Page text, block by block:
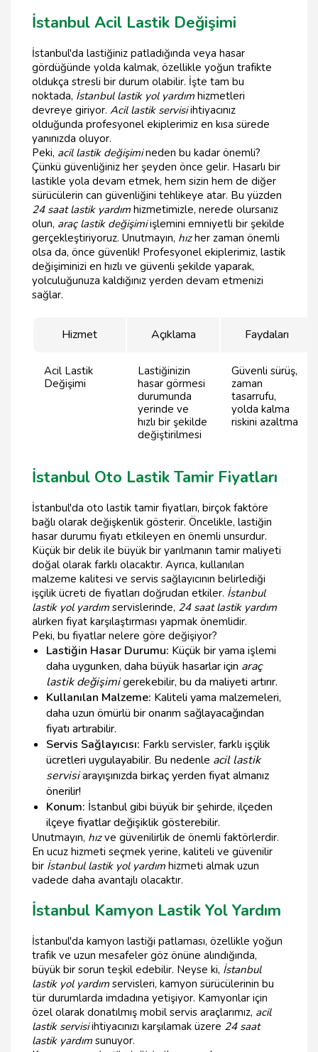
İstanbul Acil Lastik Değişimi
İstanbul'da lastiğiniz patladığında veya hasar
gördüğünde yolda kalmak, özellikle yoğun trafikte
oldukça stresli bir durum olabilir. İşte tam bu
noktada, İstanbul lastik yol yardım hizmetleri
devreye giriyor. Acil lastik servisiihtiyacınız
olduğunda profesyonel ekiplerimiz en kısa sürede
yanınızda oluyor.
Peki, acil lastik değişimineden bu kadar önemli?
Çünkü güvenliğiniz her şeyden önce gelir. Hasarlı bir
lastikle yola devam etmek, hem sizin hem de diğer
sürücülerin can güvenliğini tehlikeye atar. Bu yüzden
24 saat lastik yardım hizmetimizle, nerede olursanız
olun, araç lastik değişimiişlemini emniyetli bir şekilde
gerçekleştiriyoruz. Unutmayın, hızher zaman önemli
olsa da, önce güvenlik! Profesyonel ekiplerimiz, lastik
değişiminizi en hızlı ve güvenli şekilde yaparak,
yolculuğunuza kaldığınız yerden devam etmenizi
sağlar.
Hizmet Açıklama Faydaları
Acil Lastik
Değişimi
Lastiğinizin
hasar görmesi
durumunda
yerinde ve
hızlı bir şekilde
değiştirilmesi
Güvenli sürüş,
zaman
tasarrufu,
yolda kalma
riskini azaltma
İstanbul Oto Lastik Tamir Fiyatları
İstanbul'da oto lastik tamir fiyatları, birçok faktöre
bağlı olarak değişkenlik gösterir. Öncelikle, lastiğin
hasar durumu fiyatı etkileyen en önemli unsurdur.
Küçük bir delik ile büyük bir yarılmanın tamir maliyeti
doğal olarak farklı olacaktır. Ayrıca, kullanılan
malzeme kalitesi ve servis sağlayıcının belirlediği
işçilik ücreti de fiyatları doğrudan etkiler. İstanbul
lastik yol yardım servislerinde, 24 saat lastik yardım
alırken fiyat karşılaştırması yapmak önemlidir.
Peki, bu fiyatlar nelere göre değişiyor?
Lastiğin Hasar Durumu: Küçük bir yama işlemi
daha uygunken, daha büyük hasarlar için araç
lastik değişimigerekebilir, bu da maliyeti artırır.
Kullanılan Malzeme: Kaliteli yama malzemeleri,
daha uzun ömürlü bir onarım sağlayacağından
fiyatı artırabilir.
Servis Sağlayıcısı: Farklı servisler, farklı işçilik
ücretleri uygulayabilir. Bu nedenle acil lastik
servisiarayışınızda birkaç yerden fiyat almanız
önerilir!
Konum: İstanbul gibi büyük bir şehirde, ilçeden
ilçeye fiyatlar değişiklik gösterebilir.
Unutmayın, hızve güvenilirlik de önemli faktörlerdir.
En ucuz hizmeti seçmek yerine, kaliteli ve güvenilir
bir İstanbul lastik yol yardım hizmeti almak uzun
vadede daha avantajlı olacaktır.
İstanbul Kamyon Lastik Yol Yardım
İstanbul'da kamyon lastiği patlaması, özellikle yoğun
trafik ve uzun mesafeler göz önüne alındığında,
büyük bir sorun teşkil edebilir. Neyse ki, İstanbul
lastik yol yardım servisleri, kamyon sürücülerinin bu
tür durumlarda imdadına yetişiyor. Kamyonlar için
özel olarak donatılmış mobil servis araçlarımız, acil
lastik servisiihtiyacınızı karşılamak üzere 24 saat
lastik yardım sunuyor.